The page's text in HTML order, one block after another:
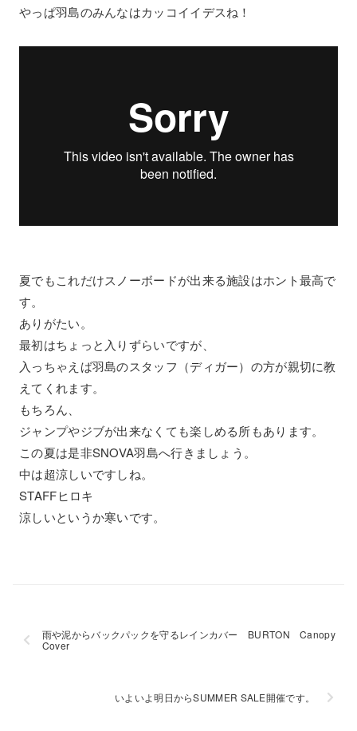
やっぱ羽島のみんなはカッコイイデスね！
夏でもこれだけスノーボードが出来る施設はホント最高で
す。
ありがたい。
最初はちょっと入りずらいですが、
入っちゃえば羽島のスタッフ（ディガー）の方が親切に教
えてくれます。
もちろん、
ジャンプやジブが出来なくても楽しめる所もあります。
この夏は是非SNOVA羽島へ行きましょう。
中は超涼しいですしね。
STAFFヒロキ
涼しいというか寒いです。
雨や泥からバックパックを守るレインカバー BURTON Canopy
Cover
いよいよ明日からSUMMER SALE開催です。